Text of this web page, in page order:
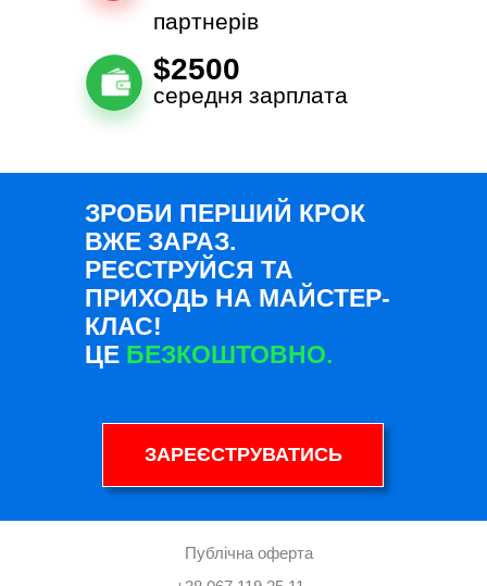
партнерів
$2500
середня зарплата
ЗРОБИ ПЕРШИЙ КРОК
ВЖЕ ЗАРАЗ.
РЕЄСТРУЙСЯ ТА
ПРИХОДЬ НА МАЙСТЕР-
КЛАС!
ЦЕ БЕЗКОШТОВНО.
ЗАРЕЄСТРУВАТИСЬ
Публічна оферта